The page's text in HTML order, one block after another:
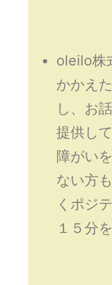
oleilo株
かかえ
し、お
提供し
障がい
ない方
くポジ
１５分